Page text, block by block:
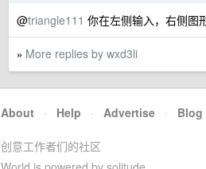
@triangle111 你在左侧输入，右侧图
» More replies by wxd3li
About · Help · Advertise · Blog
创意工作者们的社区